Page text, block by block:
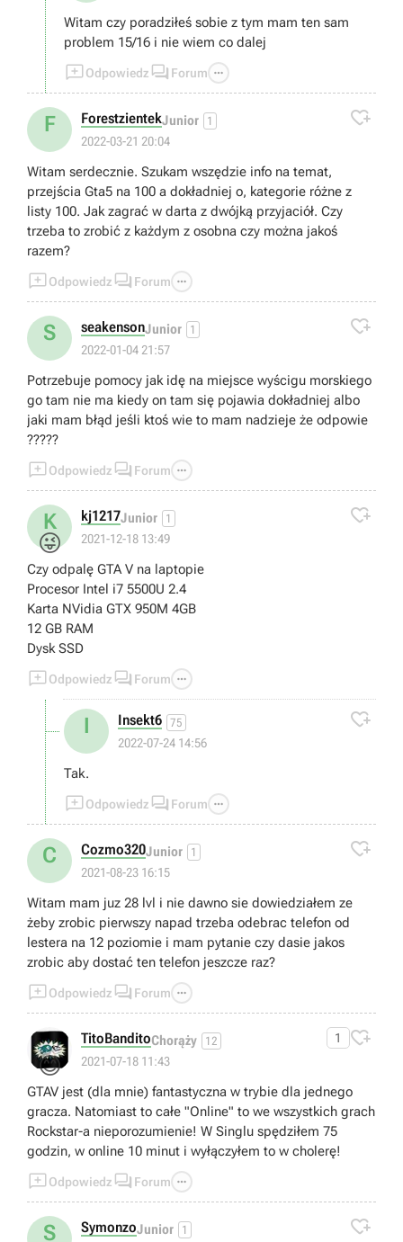
Witam czy poradziłeś sobie z tym mam ten sam
problem 15/16 i nie wiem co dalej
Odpowiedz  Forum 
F ForestzientekJunior 1
2022-03-21 20:04

Witam serdecznie. Szukam wszędzie info na temat,
przejścia Gta5 na 100 a dokładniej o, kategorie różne z
listy 100. Jak zagrać w darta z dwójką przyjaciół. Czy
trzeba to zrobić z każdym z osobna czy można jakoś
razem?
Odpowiedz  Forum 
S seakensonJunior 1
2022-01-04 21:57

Potrzebuje pomocy jak idę na miejsce wyścigu morskiego
go tam nie ma kiedy on tam się pojawia dokładniej albo
jaki mam błąd jeśli ktoś wie to mam nadzieje że odpowie
?????
Odpowiedz  Forum 
K
😜
kj1217Junior 1
2021-12-18 13:49

Czy odpalę GTA V na laptopie
Procesor Intel i7 5500U 2.4
Karta NVidia GTX 950M 4GB
12 GB RAM
Dysk SSD
Odpowiedz  Forum 
I Insekt6 75
2022-07-24 14:56

Tak.
Odpowiedz  Forum 
C Cozmo320Junior 1
2021-08-23 16:15

Witam mam juz 28 lvl i nie dawno sie dowiedziałem ze
żeby zrobic pierwszy napad trzeba odebrac telefon od
lestera na 12 poziomie i mam pytanie czy dasie jakos
zrobic aby dostać ten telefon jeszcze raz?
Odpowiedz  Forum 
😊
TitoBanditoChorąży 12
2021-07-18 11:43
1 
GTAV jest (dla mnie) fantastyczna w trybie dla jednego
gracza. Natomiast to całe "Online" to we wszystkich grach
Rockstar-a nieporozumienie! W Singlu spędziłem 75
godzin, w online 10 minut i wyłączyłem to w cholerę!
Odpowiedz  Forum 
S SymonzoJunior 1 